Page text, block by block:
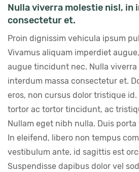
Nulla viverra molestie nisl, in
consectetur et.
Proin dignissim vehicula ipsum
Vivamus aliquam imperdiet
augue tincidunt nec. Nulla viverra
interdum massa consectetur et.
eros, non cursus dolor tristique
tortor ac tortor tincidunt, ac
Nullam eget nibh nulla. Duis
In eleifend, libero non tempus
vestibulum ante, id sagittis est
Suspendisse dapibus dolor vel